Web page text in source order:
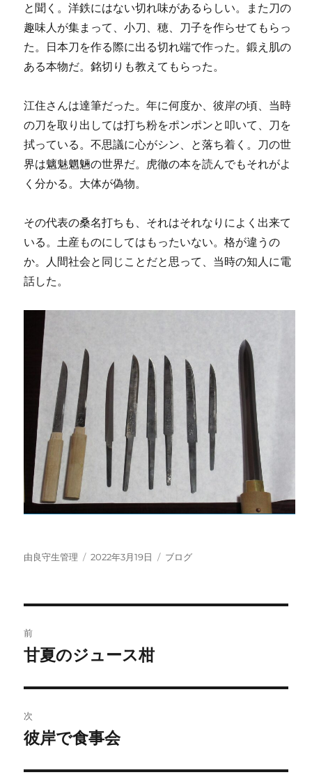
と聞く。洋鉄にはない切れ味があるらしい。また刀の
趣味人が集まって、小刀、穂、刀子を作らせてもらっ
た。日本刀を作る際に出る切れ端で作った。鍛え肌の
ある本物だ。銘切りも教えてもらった。
江住さんは達筆だった。年に何度か、彼岸の頃、当時
の刀を取り出しては打ち粉をポンポンと叩いて、刀を
拭っている。不思議に心がシン、と落ち着く。刀の世
界は魑魅魍魎の世界だ。虎徹の本を読んでもそれがよ
く分かる。大体が偽物。
その代表の桑名打ちも、それはそれなりによく出来て
いる。土産ものにしてはもったいない。格が違うの
か。人間社会と同じことだと思って、当時の知人に電
話した。
投
由良守生管理
投
2022年3月19日
カ
ブログ
稿
ビ
ゲ
ー
前
前
投
稿:
甘夏のジュース柑
次
次
投
彼岸で食事会